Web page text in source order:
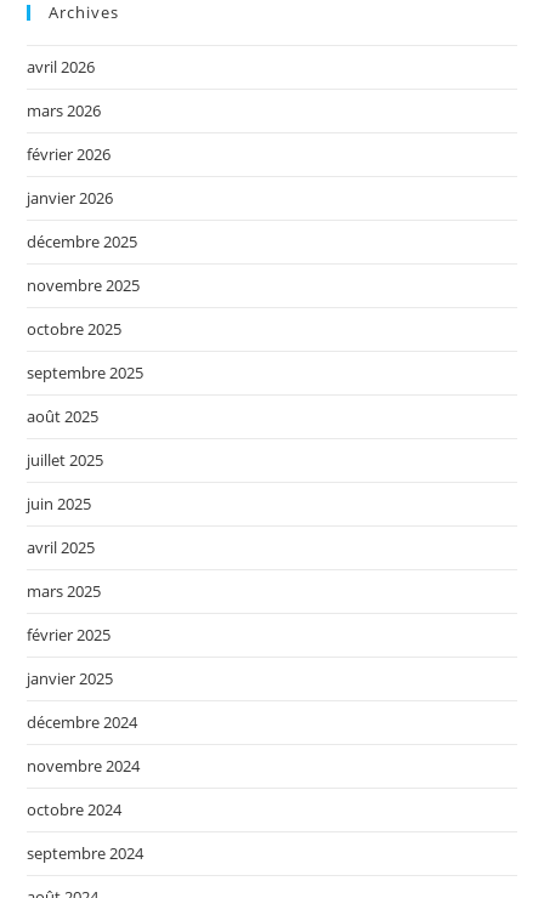
Archives
avril 2026
mars 2026
février 2026
janvier 2026
décembre 2025
novembre 2025
octobre 2025
septembre 2025
août 2025
juillet 2025
juin 2025
avril 2025
mars 2025
février 2025
janvier 2025
décembre 2024
novembre 2024
octobre 2024
septembre 2024